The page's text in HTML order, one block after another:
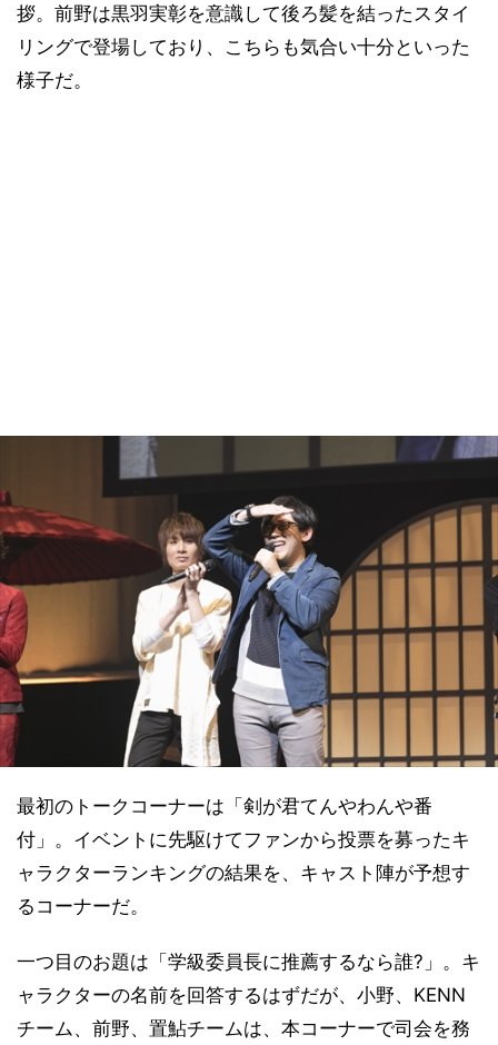
拶。前野は黒羽実彰を意識して後ろ髪を結ったスタイ
リングで登場しており、こちらも気合い十分といった
様子だ。
最初のトークコーナーは「剣が君てんやわんや番
付」。イベントに先駆けてファンから投票を募ったキ
ャラクターランキングの結果を、キャスト陣が予想す
るコーナーだ。
一つ目のお題は「学級委員長に推薦するなら誰?」。キ
ャラクターの名前を回答するはずだが、小野、KENN
チーム、前野、置鮎チームは、本コーナーで司会を務